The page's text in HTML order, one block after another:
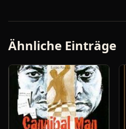
Ähnliche Einträge